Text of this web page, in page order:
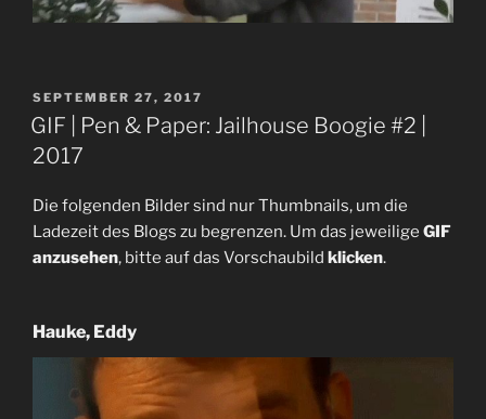
VERÖFFENTLICHT
AM
SEPTEMBER 27, 2017
GIF | Pen & Paper: Jailhouse Boogie #2 |
2017
Die folgenden Bilder sind nur Thumbnails, um die
Ladezeit des Blogs zu begrenzen. Um das jeweilige GIF
anzusehen, bitte auf das Vorschaubild klicken.
Hauke, Eddy